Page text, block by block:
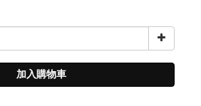
加入購物車